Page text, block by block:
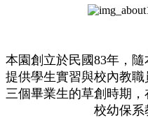
本園創立於民國83年，
提供學生實習與校內教
三個畢業生的草創時期
校幼保系